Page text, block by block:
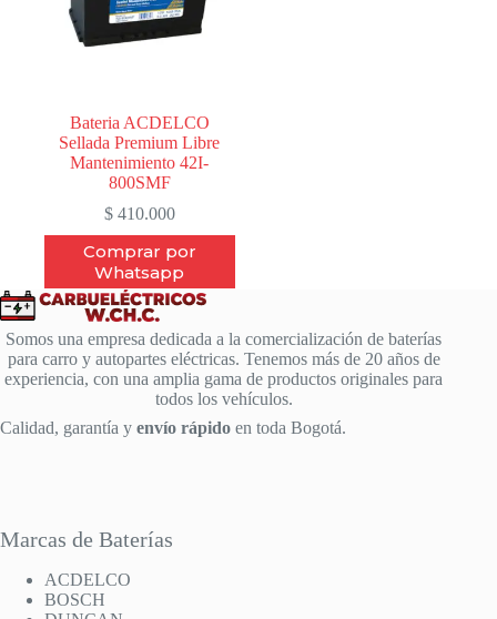
Bateria ACDELCO
Sellada Premium Libre
Mantenimiento 42I-
800SMF
$410.000
Comprar por
Whatsapp
Somos una empresa dedicada a la comercialización de baterías
para carro y autopartes eléctricas. Tenemos más de 20 años de
experiencia, con una amplia gama de productos originales para
todos los vehículos.
Calidad, garantía y envío rápido en toda Bogotá.
Marcas de Baterías
ACDELCO
BOSCH